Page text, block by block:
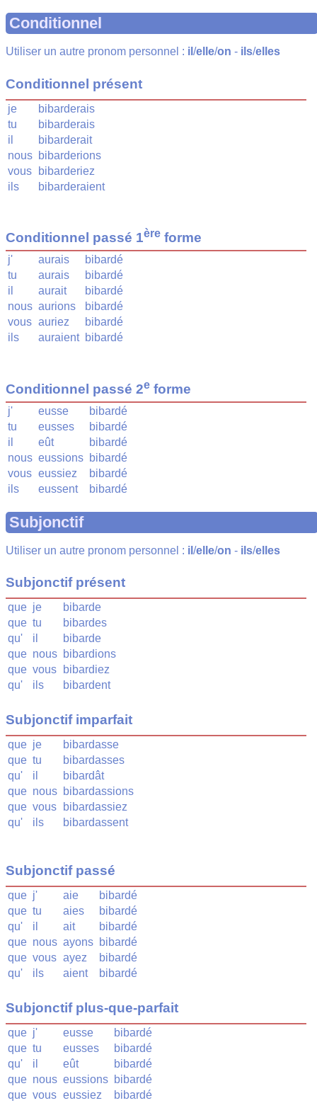
Conditionnel
Utiliser un autre pronom personnel : il /elle/on - ils/elles
Conditionnel présent
je
bibarderais
tu
bibarderais
il
bibarderait
nous bibarderions
vous
bibarderiez
ils
bibarderaient
Conditionnel passé 1ère forme
j' aurais
bibardé
tu
aurais
bibardé
il
aurait
bibardé
nous aurions
bibardé
vous auriez
bibardé
ils
auraient bibardé
Conditionnel passé 2e forme
j' eusse
bibardé
tu
eusses
bibardé
il
eût
bibardé
nous eussions bibardé
vous eussiez
bibardé
ils
eussent bibardé
Subjonctif
Utiliser un autre pronom personnel : il /elle/on - ils/elles
Subjonctif présent
que je
bibarde
que tu
bibardes
qu'
il
bibarde
que nous bibardions
que vous
bibardiez
qu'
ils bibardent
Subjonctif imparfait
que je
bibardasse
que tu
bibardasses
qu'
il
bibardât
que nous bibardassions
que vous
bibardassiez
qu'
ils bibardassent
Subjonctif passé
que j' aie
bibardé
que tu aies
bibardé
qu'
il ait
bibardé
que nous ayons bibardé
que vous ayez
bibardé
qu'
ils aient bibardé
Subjonctif plus-que-parfait
que j' eusse
bibardé
que tu eusses
bibardé
qu'
il eût
bibardé
que nous eussions bibardé
que vous eussiez
bibardé